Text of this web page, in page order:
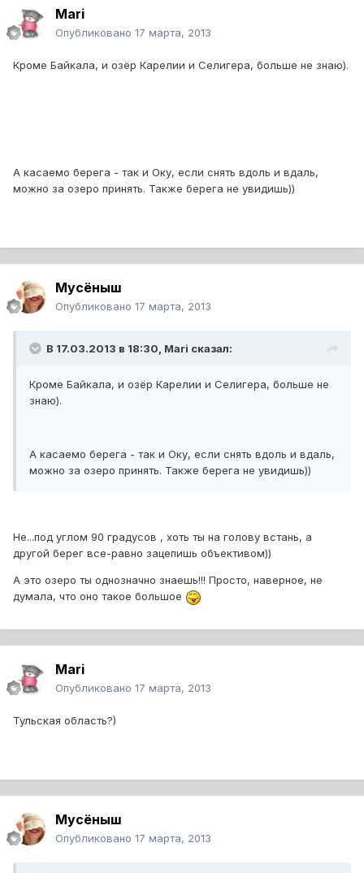
Mari
Опубликовано 17 марта, 2013
Кроме Байкала, и озёр Карелии и Селигера, больше не знаю).
А касаемо берега - так и Оку, если снять вдоль и вдаль,
можно за озеро принять. Также берега не увидишь))
Мусёныш
Опубликовано 17 марта, 2013
В 17.03.2013 в 18:30, Mari сказал:
Кроме Байкала, и озёр Карелии и Селигера, больше не
знаю).
А касаемо берега - так и Оку, если снять вдоль и вдаль,
можно за озеро принять. Также берега не увидишь))
Не...под углом 90 градусов , хоть ты на голову встань, а
другой берег все-равно зацепишь объективом))
А это озеро ты однозначно знаешь!!! Просто, наверное, не
думала, что оно такое большое
Mari
Опубликовано 17 марта, 2013
Тульская область?)
Мусёныш
Опубликовано 17 марта, 2013